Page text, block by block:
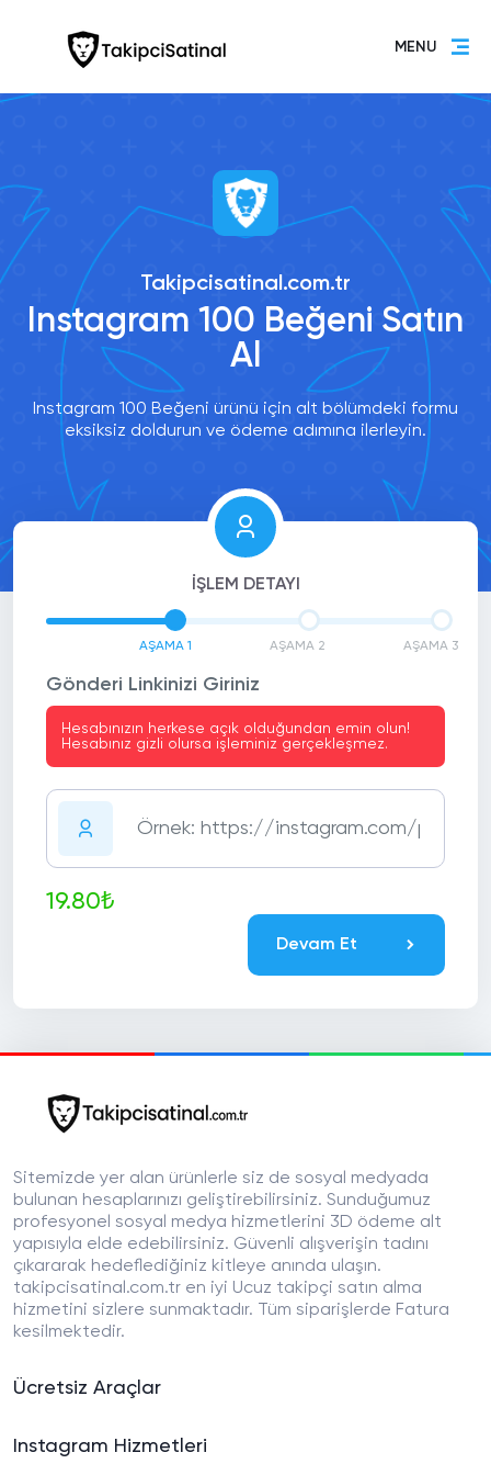
MENU
Takipcisatinal.com.tr
Instagram 100 Beğeni Satın
Al
Instagram 100 Beğeni ürünü için alt bölümdeki formu
eksiksiz doldurun ve ödeme adımına ilerleyin.
İŞLEM DETAYI
AŞAMA 1 AŞAMA 2 AŞAMA 3
Gönderi Linkinizi Giriniz
Hesabınızın herkese açık olduğundan emin olun!
Hesabınız gizli olursa işleminiz gerçekleşmez.
19.80₺
Devam Et
Sitemizde yer alan ürünlerle siz de sosyal medyada
bulunan hesaplarınızı geliştirebilirsiniz. Sunduğumuz
profesyonel sosyal medya hizmetlerini 3D ödeme alt
yapısıyla elde edebilirsiniz. Güvenli alışverişin tadını
çıkararak hedeflediğiniz kitleye anında ulaşın.
takipcisatinal.com.tr en iyi Ucuz takipçi satın alma
hizmetini sizlere sunmaktadır. Tüm siparişlerde Fatura
kesilmektedir.
Ücretsiz Araçlar
Instagram Hizmetleri